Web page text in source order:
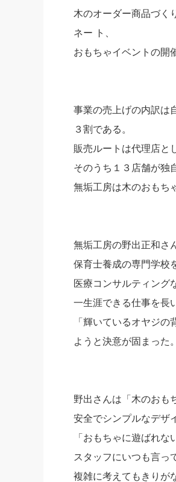
木のオーダー商品づく
ネー ト、
おもちゃイベントの開
事業の売上げの内訳は
３割である。
販売ルートは代理店と
そのうち１３店舗が独
無垢工房は木のおもち
無垢工房の野出正和さ
保育士養成の専門学校
医療コンサルティング
一生涯できる仕事を長
「輝いているオヤジ
ようと決意が固まった。
野出さんは「木のおも
安全でシンプルなデザ
「おもちゃに遊ばれ
スタッフにいつも言っ
複雑に考えてもきりが